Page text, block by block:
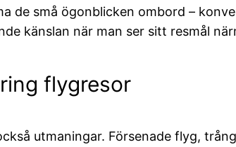
de små ögonblicken ombord –
känslan när man ser sitt resmål
flygresor
utmaningar. Försenade flyg,